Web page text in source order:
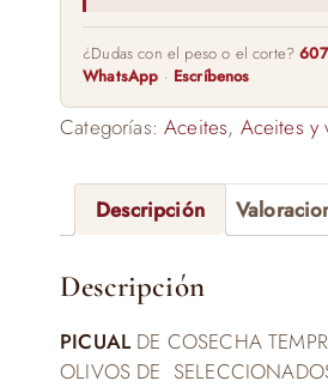
¿Dudas con el peso o el corte?
WhatsApp · Escríbenos
Categorías:Aceites, Aceites y
Descripción
Descripción
PICUAL DE COSECHA
OLIVOS DE